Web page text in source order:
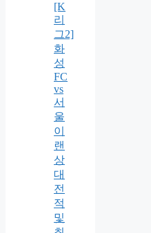
[K
리
그2]
화
성
FC
vs
서
울
이
랜
상
대
전
적
및